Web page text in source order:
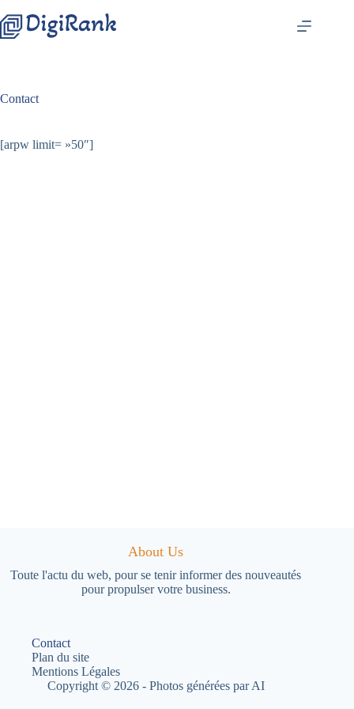
au
contenu
Contact
[arpw limit= »50″]
About Us
Toute l'actu du web, pour se tenir informer des nouveautés
pour propulser votre business.
Contact
Plan du site
Mentions Légales
Copyright © 2026 - Photos générées par AI